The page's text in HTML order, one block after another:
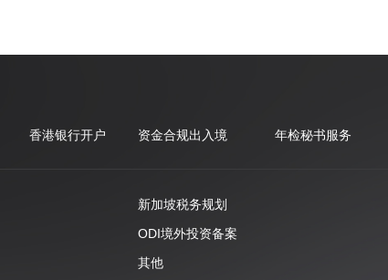
香港银行开户 资金合规出入境
新加坡税务规划
ODI境外投资备案
其他
年检秘书服务